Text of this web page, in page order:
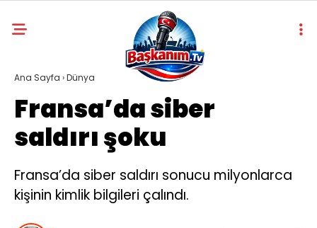
Ana Sayfa ›Dünya
Fransa’da siber
saldırı şoku
Fransa’da siber saldırı sonucu milyonlarca
kişinin kimlik bilgileri çalındı.